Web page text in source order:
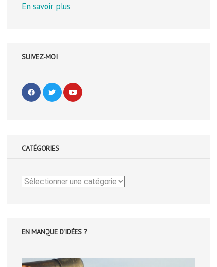
En savoir plus
SUIVEZ-MOI
CATÉGORIES
Catégories
EN MANQUE D'IDÉES ?